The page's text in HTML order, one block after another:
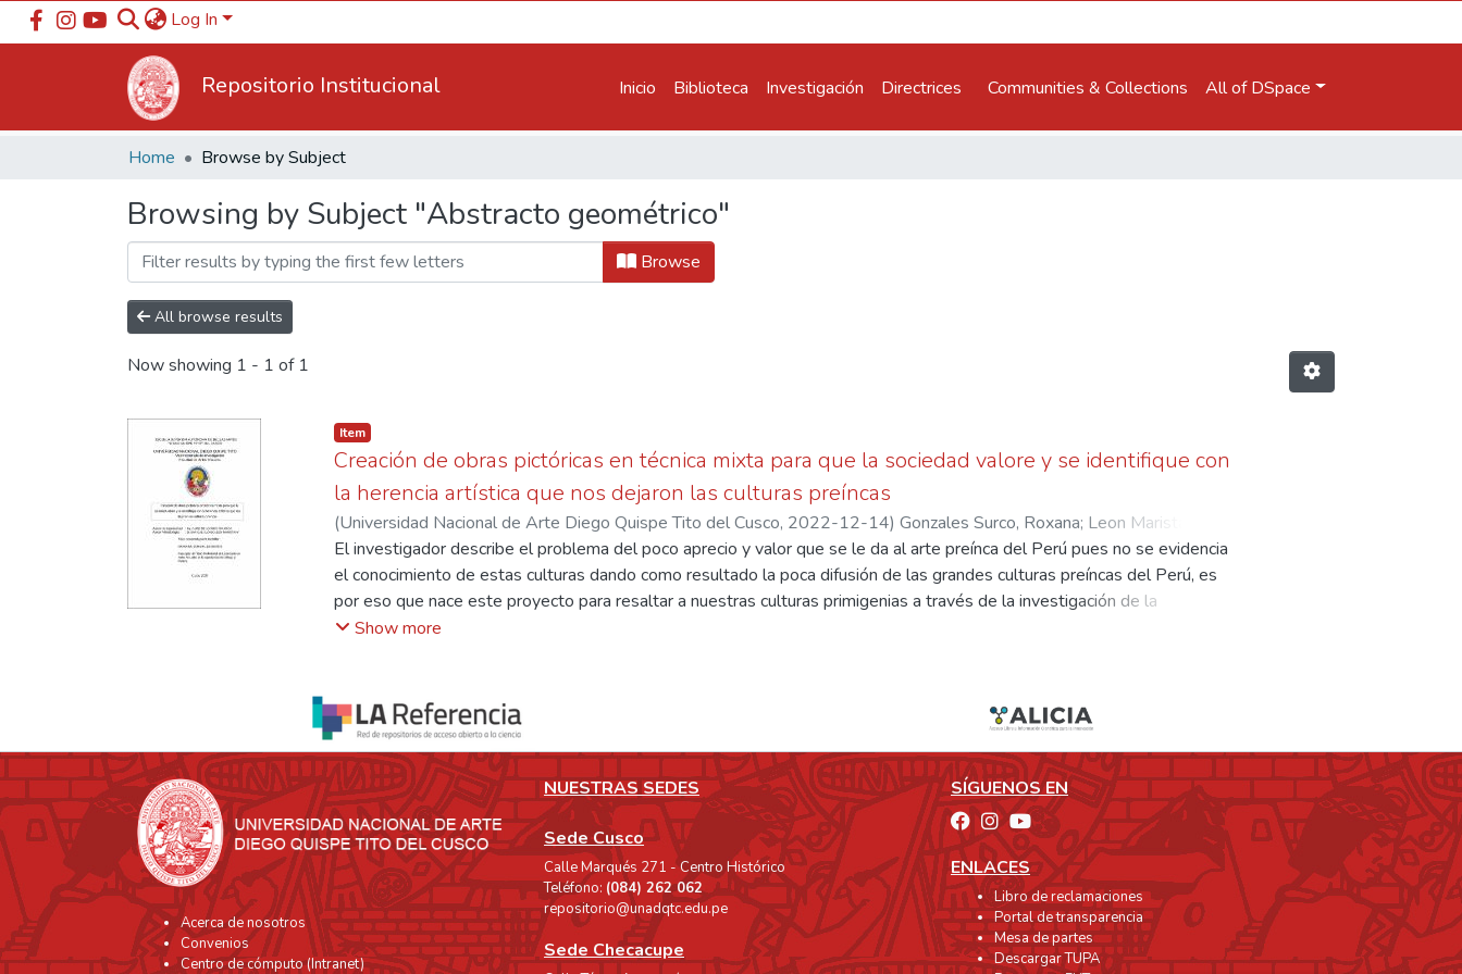
Log In
Repositorio Institucional Inicio Biblioteca Investigación Directrices Communities & Collections All of DSpace
Home Browse by Subject
Browsing by Subject "Abstracto geométrico"
Browse
All browse results
Now showing 1 - 1 of 1
Item
Creación de obras pictóricas en técnica mixta para que la sociedad valore y se identifique con
la herencia artística que nos dejaron las culturas preíncas
(Universidad Nacional de Arte Diego Quispe Tito del Cusco, 2022-12-14) Gonzales Surco, Roxana; Leon Maristany,
Enrique Alonzo;De los Rios Figueroa, Guido
El investigador describe el problema del poco aprecio y valor que se le da al arte preínca del Perú pues no se evidencia
el conocimiento de estas culturas dando como resultado la poca difusión de las grandes culturas preíncas del Perú, es
por eso que nace este proyecto para resaltar a nuestras culturas primigenias a través de la investigación de la
iconografía preínca y la realización de obras pictóricas de abstracción geométrica en una propuesta propia del
semióticos o categorizaciones, así como la relación que existe entre categorías que dialogan con el espectador y ayuda
a entender el mensaje de la obra. Se reconoce como el artista elabora el proyecto para sensibilizar acerca del poco
valor que le hemos dado a nuestras culturas preíncas y cómo podemos valorarla a través del arte y que en este caso el
artista visual lo expresa a través de una exposición pictórica de grado. Las representaciones de los cuadros muestran
una reinterpretación de la iconografía de las culturas preíncas (Chimú, Mochica, Nazca, Chavín y Paracas) y tienen como
propósito motivar al público espectador acerca de nuestra herencia artística para inquietarlo a conocer e identificarse
con nuestras culturas preíncas.
Show more
Acerca de nosotros
Convenios
Centro de cómputo (Intranet)
NUESTRAS SEDES
Sede Cusco
Calle Marqués 271 - Centro Histórico
Teléfono: (084) 262 062
repositorio@unadqtc.edu.pe
Sede Checacupe
SÍGUENOS EN
ENLACES
Libro de reclamaciones
Portal de transparencia
Mesa de partes
Descargar TUPA